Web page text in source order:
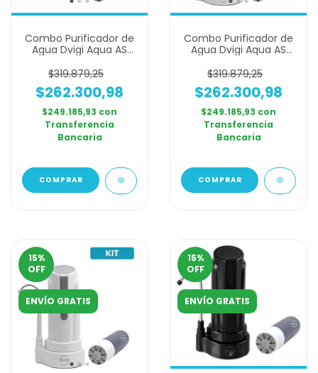
Combo Purificador de
Agua Dvigi Aqua AS
Arsénico Negro y
Plateado + 2 Filtros
Adicionales
$319.879,25
$262.300,98
$249.185,93 con
Transferencia
Bancaria
COMPRAR
Combo Purificador de
Agua Dvigi Aqua AS
Arsénico Blanco y
Plateado + 2 Filtros
Adicionales
$319.879,25
$262.300,98
$249.185,93 con
Transferencia
Bancaria
COMPRAR
15%
OFF
ENVÍO GRATIS
15%
OFF
ENVÍO GRATIS